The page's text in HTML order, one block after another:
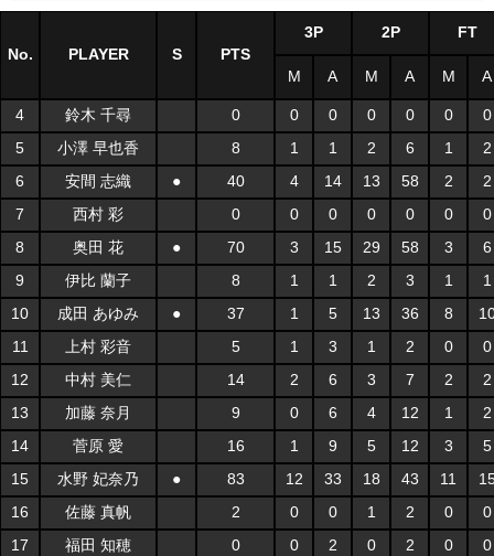
No. PLAYER S PTS
3P 2P FT
M A M A M A
4 鈴木 千尋 0 0 0 0 0 0
0
5
小澤 早也香 8 1 1 2 6 1
2
6
安間 志織 ● 40 4 14 13 58 2
2
7
西村 彩 0 0 0 0 0 0
0
8
奥田 花 ● 70 3 15 29 58 3
6
9
伊比 蘭子 8 1 1 2 3 1
1
10
成田 あゆみ ● 37 1 5 13 36 8
11
上村 彩音 5 1 3 1 2 0
0
12
中村 美仁 14 2 6 3 7 2
2
13
加藤 奈月 9 0 6 4 12 1
2
14
菅原 愛 16 1 9 5 12 3
5
15
水野 妃奈乃 ● 83 12 33 18 43 11
16
佐藤 真帆 2 0 0 1 2 0
0
17
福田 知穂 0 0 2 0 2 0 0